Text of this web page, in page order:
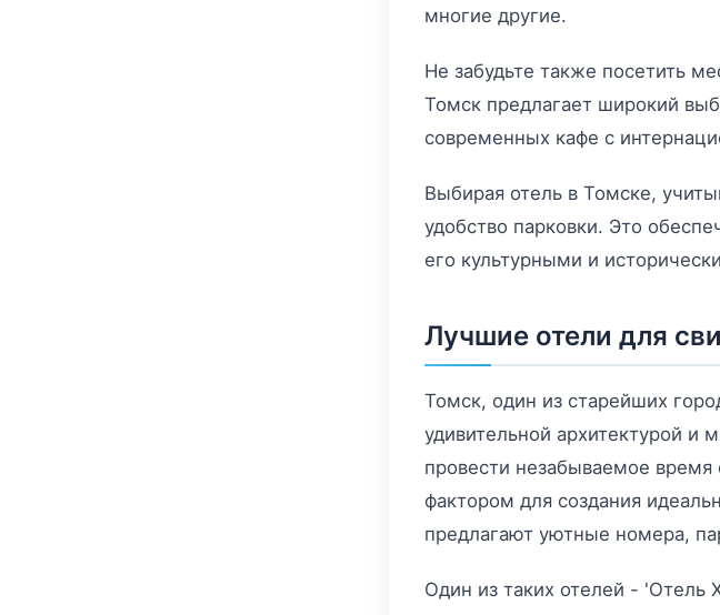
многие другие.
Не забудьте также посетить
Томск предлагает широкий
современных кафе с
Выбирая отель в Томске,
удобство парковки. Это
его культурными и
Лучшие отели для
Томск, один из старейших
удивительной архитектурой и
провести незабываемое
фактором для создания
предлагают уютные номера,
Один из таких отелей - 'Отель